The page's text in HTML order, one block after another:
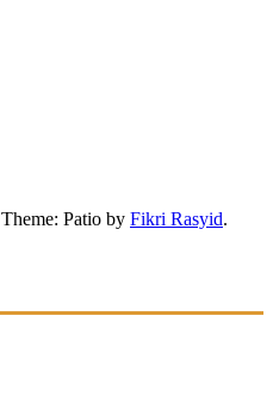
Theme: Patio by Fikri Rasyid.